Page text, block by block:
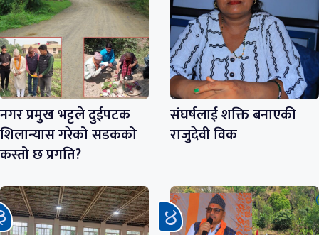
नगर प्रमुख भट्टले दुईपटक
शिलान्यास गरेको सडकको
कस्तो छ प्रगति?
संघर्षलाई शक्ति बनाएकी
राजुदेवी विक